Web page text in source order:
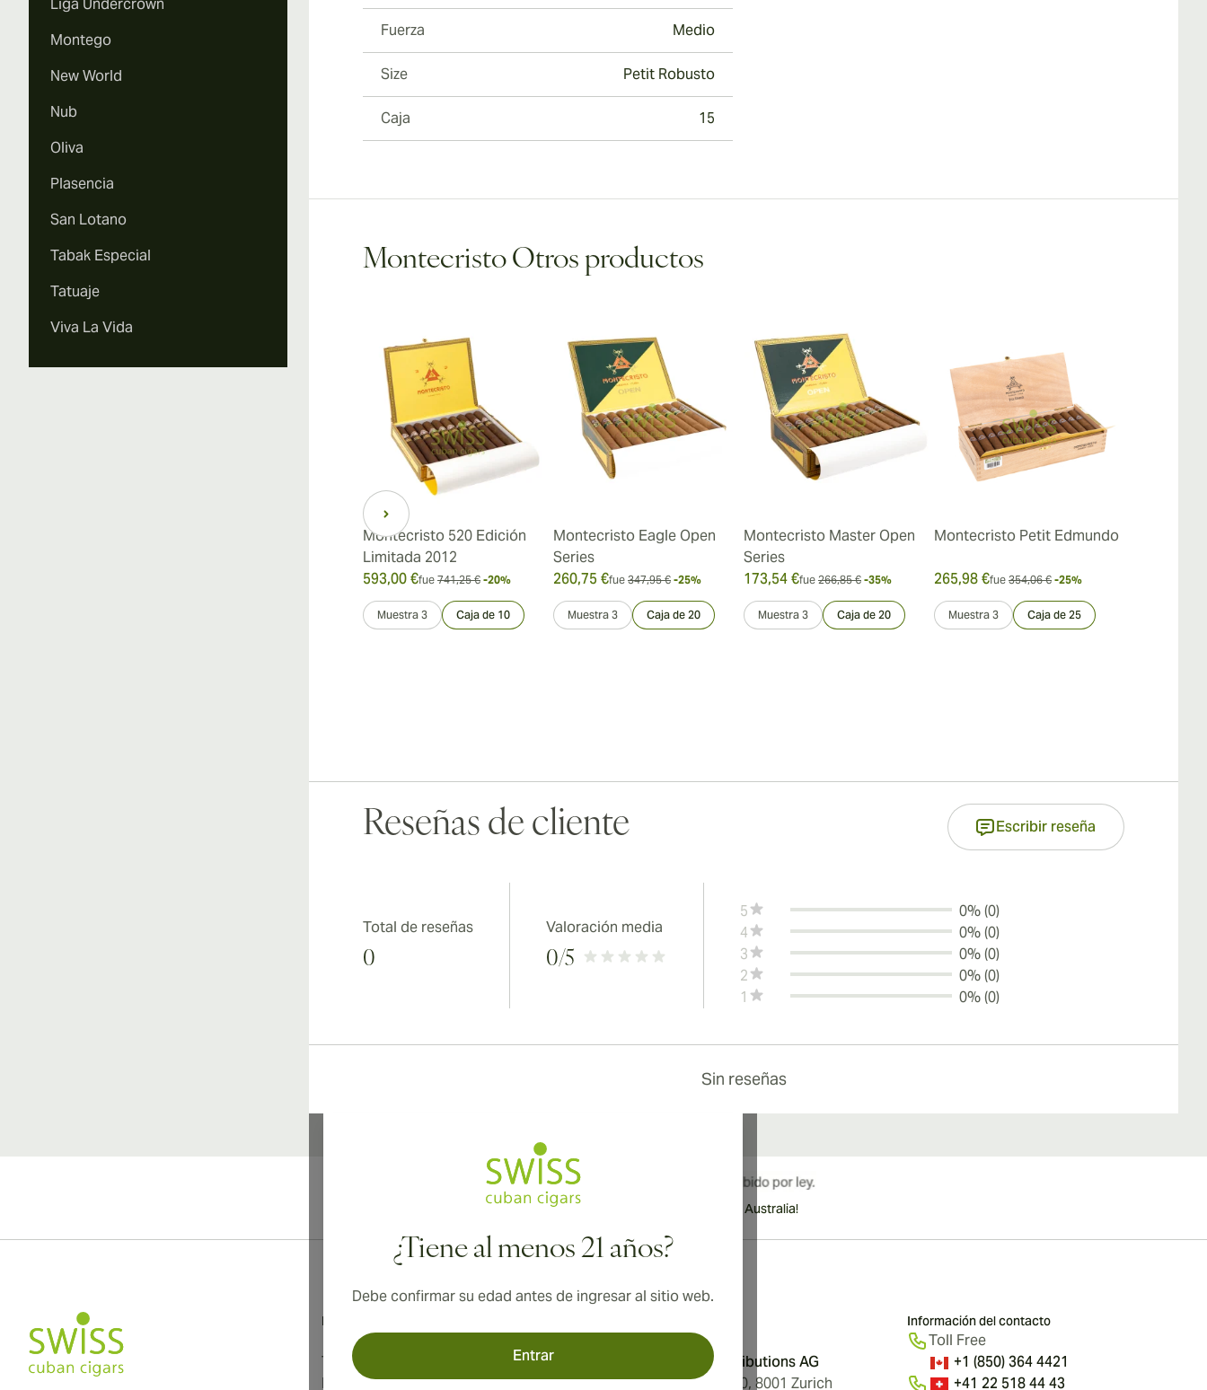
Liga Undercrown
Montego
New World
Nub
Oliva
Plasencia
San Lotano
Tabak Especial
Tatuaje
Viva La Vida
View larger image
Fuerza Medio
Size Petit Robusto
Caja 15
Montecristo Otros productos
Montecristo 520 Edición
Limitada 2012
593,00 €fue 741,25 € -20%
Muestra 3 Caja de 10
Montecristo Eagle Open
Series
260,75 €fue 347,95 € -25%
Muestra 3 Caja de 20
Montecristo Master Open
Series
173,54 €fue 266,85 € -35%
Muestra 3 Caja de 20
Montecristo Petit Edmundo
265,98 €fue 354,06 € -25%
Muestra 3 Caja de 25
Reseñas de cliente Escribir reseña
Total de reseñas
0
Valoración media
0/5
5
0% (0)
4
0% (0)
3
0% (0)
2
0% (0)
1
0% (0)
Sin reseñas
¿Tiene al menos 21 años?
Debe confirmar su edad antes de ingresar al sitio web.
Entrar
¡Envío internacional disponible a Canadá, Reino Unido y Australia!
Aromatica Distributions AG
Löwenstrasse 20, 8001 Zurich
Información
Términos y Condiciones
Política de Privacidad
Información del contacto
Toll Free
+1 (850) 364 4421
+41 22 518 44 43